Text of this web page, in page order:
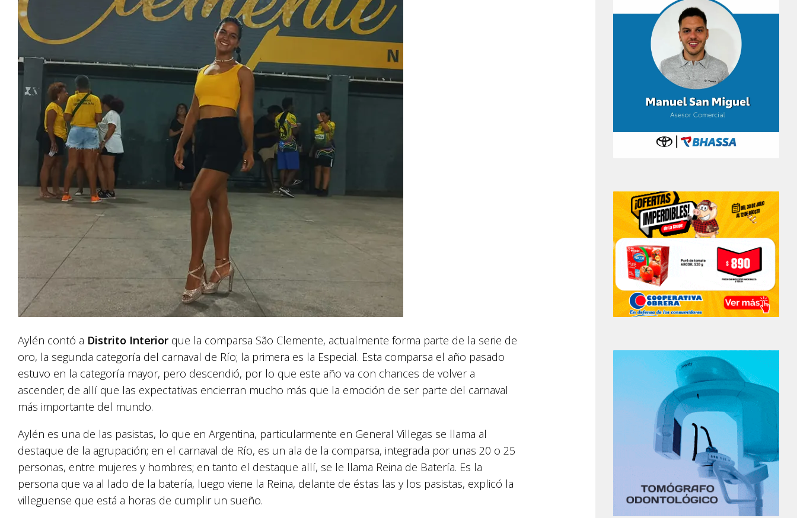
Aylén contó a Distrito Interior que la comparsa São Clemente, actualmente forma parte de la serie de
oro, la segunda categoría del carnaval de Río; la primera es la Especial. Esta comparsa el año pasado
estuvo en la categoría mayor, pero descendió, por lo que este año va con chances de volver a
ascender; de allí que las expectativas encierran mucho más que la emoción de ser parte del carnaval
más importante del mundo.
Aylén es una de las pasistas, lo que en Argentina, particularmente en General Villegas se llama al
destaque de la agrupación; en el carnaval de Río, es un ala de la comparsa, integrada por unas 20 o 25
personas, entre mujeres y hombres; en tanto el destaque allí, se le llama Reina de Batería. Es la
persona que va al lado de la batería, luego viene la Reina, delante de éstas las y los pasistas, explicó la
villeguense que está a horas de cumplir un sueño.